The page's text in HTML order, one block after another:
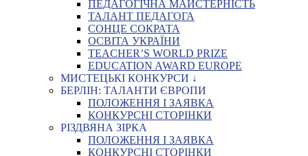
ПЕДАГОГІЧНА МАЙСТЕРНІСТЬ
ТАЛАНТ ПЕДАГОГА
СОНЦЕ СОКРАТА
ОСВІТА УКРАЇНИ
TEACHER’S WORLD PRIZE
EDUCATION AWARD EUROPE
МИСТЕЦЬКІ КОНКУРСИ ↓
БЕРЛІН: ТАЛАНТИ ЄВРОПИ
ПОЛОЖЕННЯ І ЗАЯВКА
КОНКУРСНІ СТОРІНКИ
РІЗДВЯНА ЗІРКА
ПОЛОЖЕННЯ І ЗАЯВКА
КОНКУРСНІ СТОРІНКИ